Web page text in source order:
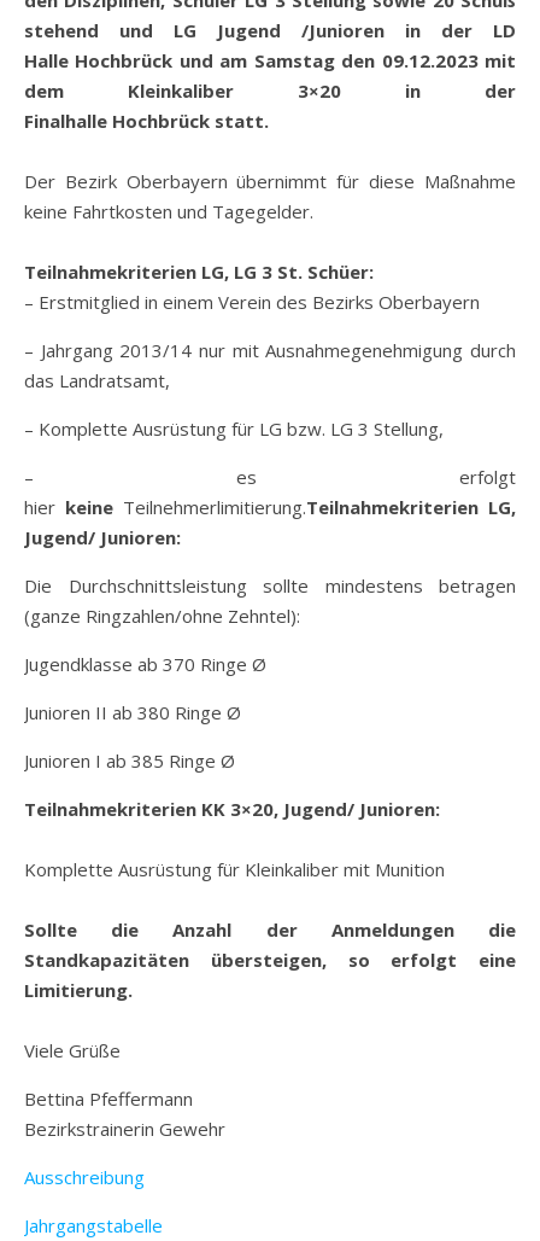
stehend und LG Jugend /Junioren in der LD
Halle Hochbrück und am Samstag den 09.12.2023mit
dem Kleinkaliber 3×20 in der
Finalhalle Hochbrück statt.
Der Bezirk Oberbayern übernimmt für diese Maßnahme
keine Fahrtkosten und Tagegelder.
Teilnahmekriterien LG, LG 3 St. Schüer:
– Erstmitglied in einem Verein des Bezirks Oberbayern
– Jahrgang 2013/14 nur mit Ausnahmegenehmigung durch
das Landratsamt,
– Komplette Ausrüstung für LG bzw. LG 3 Stellung,
– es erfolgt
hier keine Teilnehmerlimitierung.Teilnahmekriterien LG,
Jugend/ Junioren:
Die Durchschnittsleistung sollte mindestens betragen
(ganze Ringzahlen/ohne Zehntel):
Jugendklasse ab 370 Ringe Ø
Junioren II ab 380 Ringe Ø
Junioren I ab 385 Ringe Ø
Teilnahmekriterien KK 3×20, Jugend/ Junioren:
Komplette Ausrüstung für Kleinkaliber mit Munition
Sollte die Anzahl der Anmeldungen die
Standkapazitäten übersteigen, so erfolgt eine
Limitierung.
Viele Grüße
Bettina Pfeffermann
Bezirkstrainerin Gewehr
Ausschreibung
Jahrgangstabelle